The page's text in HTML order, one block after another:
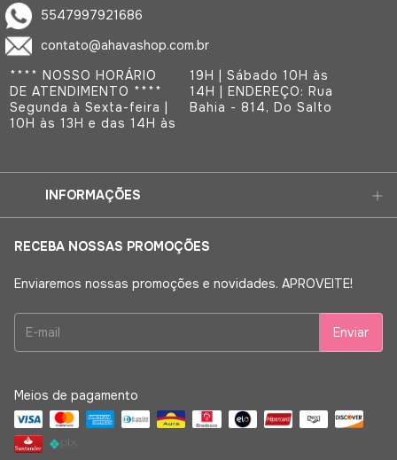
5547997921686
contato@ahavashop.com.br
**** NOSSO HORÁRIO
DE ATENDIMENTO ****
Segunda à Sexta-feira |
10H às 13H e das 14H às
19H | Sábado 10H às
14H | ENDEREÇO: Rua
Bahia - 814, Do Salto
INFORMAÇÕES
RECEBA NOSSAS PROMOÇÕES
Enviaremos nossas promoções e novidades. APROVEITE!
Meios de pagamento